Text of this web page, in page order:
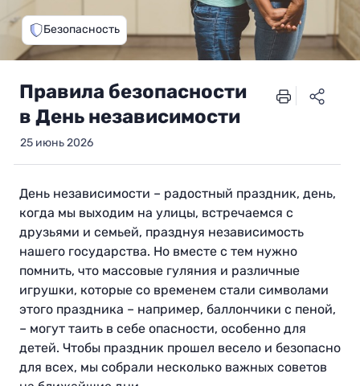
Безопасность
Правила безопасности
в День независимости
25 июнь 2026
День независимости – радостный праздник, день,
когда мы выходим на улицы, встречаемся с
друзьями и семьей, празднуя независимость
нашего государства. Но вместе с тем нужно
помнить, что массовые гуляния и различные
игрушки, которые со временем стали символами
этого праздника – например, баллончики с пеной,
– могут таить в себе опасности, особенно для
детей. Чтобы праздник прошел весело и безопасно
для всех, мы собрали несколько важных советов